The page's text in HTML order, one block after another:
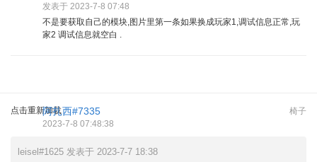
发表于 2023-7-8 07:48
不是要获取自己的模块,图片里第一条如果换成玩家1,调试信息正常,玩
家2 调试信息就空白 .
点击重新加载 椅子
阿扎西#7335
2023-7-8 07:48:38
leisel#1625 发表于 2023-7-7 18:38